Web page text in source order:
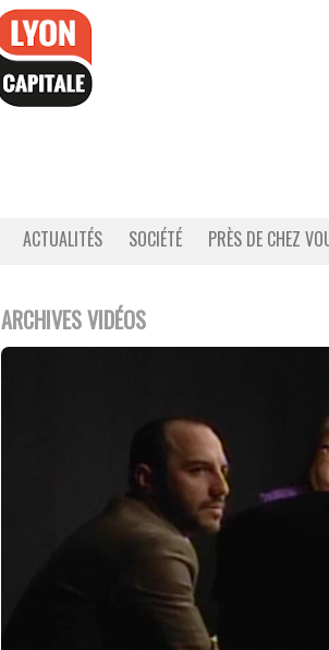
ACTUALITÉS SOCIÉTÉ PRÈS DE CHEZ
ARCHIVES VIDÉOS